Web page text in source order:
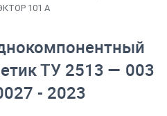
101 А
ТУ 2513 — 003
- 2023